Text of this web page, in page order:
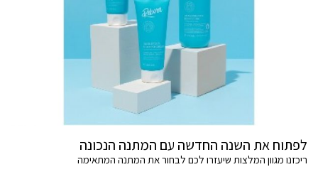
לפתוח את השנה החדשה עם המתנה הנכונה
ריכזנו מגוון המלצות שיעזרו לכם לבחור את המתנה המתאימה